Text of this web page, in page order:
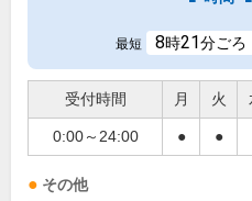
最短 8時21分ごろ
受付時間 月 火
0:00～24:00 ● ●
その他